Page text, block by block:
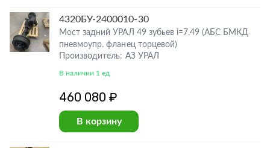
4320БУ-2400010-30
Мост задний УРАЛ 49 зубьев i=7.49 (АБС БМКД
пневмоупр. фланец торцевой)
Производитель: АЗ УРАЛ
В наличии 1 ед
460 080 ₽
В корзину